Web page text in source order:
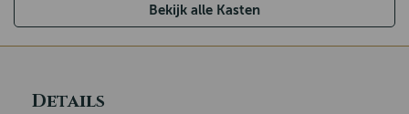
Bekijk alle Kasten
Details